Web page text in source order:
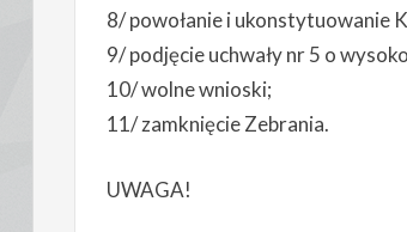
8/ powołanie i ukonstytuowanie
9/ podjęcie uchwały nr 5 o
10/ wolne wnioski;
11/ zamknięcie Zebrania.
UWAGA!